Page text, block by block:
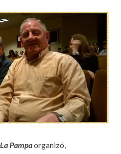
Pampaorganizó,